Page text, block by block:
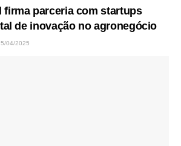
firma parceria com startups
de inovação no agronegócio
04/2025